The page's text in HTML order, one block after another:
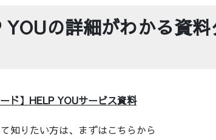
YOUの詳細がわかる資
ド】HELP YOUサービス資料
知りたい方は、まずはこちらから